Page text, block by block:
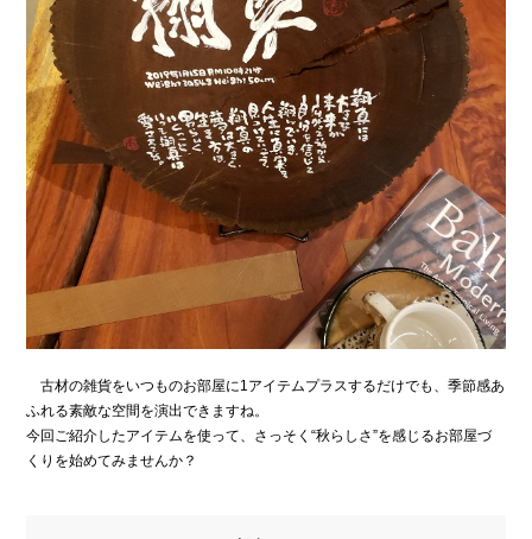
古材の雑貨をいつものお部屋に1アイテムプラスするだけでも、季節感あ
ふれる素敵な空間を演出できますね。
今回ご紹介したアイテムを使って、さっそく“秋らしさ”を感じるお部屋づ
くりを始めてみませんか？